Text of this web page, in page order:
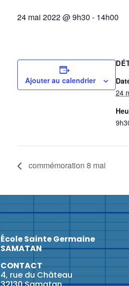
24 mai 2022 @ 9h30 - 14h00
Ajouter au calendrier
24
commémoration 8 mai
École Sainte Germaine
SAMATAN
CONTACT
4, rue du Château